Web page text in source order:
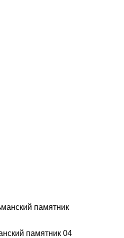
памятник 04